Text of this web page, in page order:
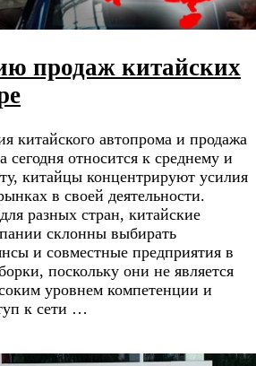
продаж китайских
китайского автопрома и продажа
относится к среднему и
китайцы концентрируют усилия
в своей деятельности.
разных стран, китайские
склонны выбирать
и совместные предприятия в
поскольку они не является
уровнем компетенции и
к сети …